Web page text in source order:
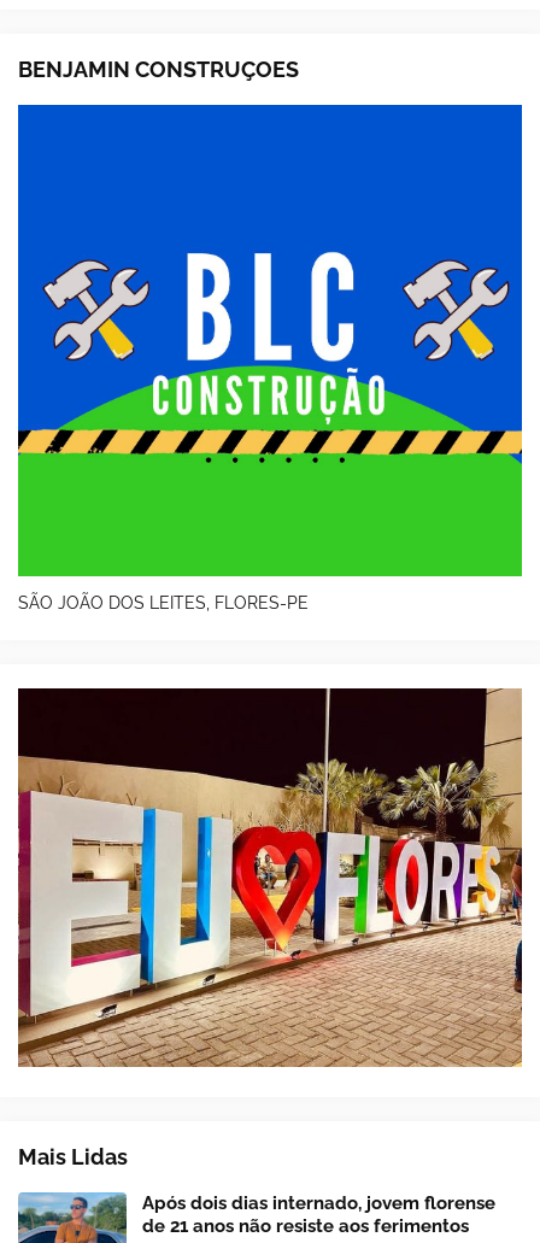
BENJAMIN CONSTRUÇOES
SÃO JOÃO DOS LEITES, FLORES-PE
Mais Lidas
Após dois dias internado, jovem florense
de 21 anos não resiste aos ferimentos